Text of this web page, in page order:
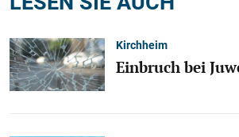
Kirchheim
Einbruch bei